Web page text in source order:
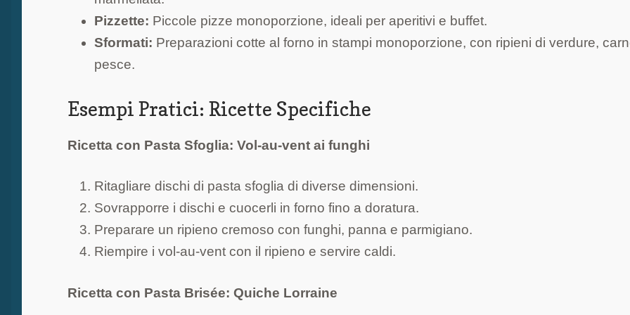
Pizzette: Piccole pizze monoporzione, ideali per aperitivi e buffet.
Sformati: Preparazioni cotte al forno in stampi monoporzione, con ripieni di verdure,
pesce.
Esempi Pratici: Ricette Specifiche
Ricetta con Pasta Sfoglia: Vol-au-vent ai funghi
Ritagliare dischi di pasta sfoglia di diverse dimensioni.
Sovrapporre i dischi e cuocerli in forno fino a doratura.
Preparare un ripieno cremoso con funghi, panna e parmigiano.
Riempire i vol-au-vent con il ripieno e servire caldi.
Ricetta con Pasta Brisée: Quiche Lorraine